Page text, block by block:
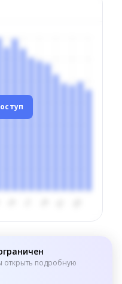
открыть подробную